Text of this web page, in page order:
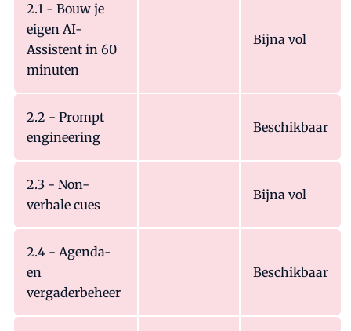
2.1 - Bouw je
eigen AI-
Assistent in 60
minuten
Bijna vol
2.2 - Prompt
engineering
Beschikbaar
2.3 - Non-
verbale cues
Bijna vol
2.4 - Agenda-
en
vergaderbeheer
Beschikbaar